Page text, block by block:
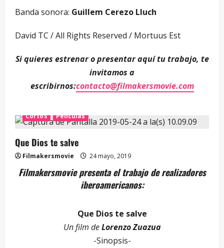
Banda sonora: Guillem Cerezo Lluch
David TC / All Rights Reserved / Mortuus Est
Si quieres estrenar o presentar aquí tu trabajo, te
invitamos a
escribirnos:contacto@filmakersmovie.com
Cortos Películas
Que Dios te salve
Filmakersmovie 24 mayo, 2019
Filmakersmovie presenta el trabajo de realizadores
iberoamericanos:
Que Dios te salve
Un film deLorenzo Zuazua
-Sinopsis-